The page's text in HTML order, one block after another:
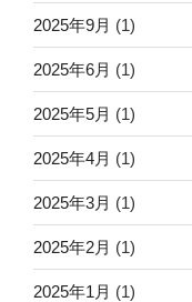
2025年9月 (1)
2025年6月 (1)
2025年5月 (1)
2025年4月 (1)
2025年3月 (1)
2025年2月 (1)
2025年1月 (1)